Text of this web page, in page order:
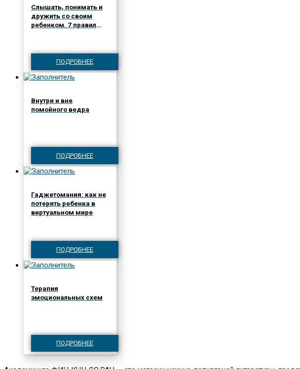
Слышать, понимать и
дружить со своим
ребенком. 7 правил
ПОДРОБНЕЕ
Внутри и вне
помойного ведра
ПОДРОБНЕЕ
Гаджетомания: как не
потерять ребенка в
виртуальном мире
ПОДРОБНЕЕ
Терапия
эмоциональных схем
ПОДРОБНЕЕ